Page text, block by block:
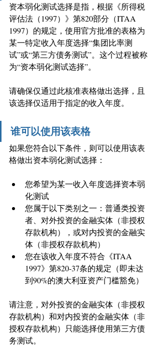
资本弱化测试选择是指，根据《所得税
评估法（1997）》第820部分（ITAA
1997）的规定，使用官方批准的表格为
某一特定收入年度选择“集团比率测
试”或“第三方债务测试”。这个过程被称
为“资本弱化测试选择”。
请确保仅通过此核准表格做出选择，且
该选择仅适用于指定的收入年度。
谁可以使用该表格
如果您符合以下条件，则可以使用该表
格做出资本弱化测试选择：
您希望为某一收入年度选择资本弱
化测试
您属于以下类别之一：普通类投资
者、对外投资的金融实体（非授权
存款机构），或对内投资的金融实
体（非授权存款机构）
您在该收入年度不符合《ITAA
1997》第820-37条的规定（即未达
到90%的澳大利亚资产门槛豁免）
请注意，对外投资的金融实体（非授权
存款机构）和对内投资的金融实体（非
授权存款机构）只能选择使用第三方债
务测试。